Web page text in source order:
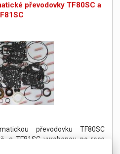
převodovky TF80SC a
převodovku TF80SC
a TF81SC vyrobenou po roce